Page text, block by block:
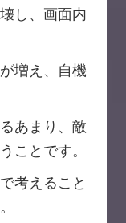
し、画面内
増え、自機
あまり、敵
ことです。
考えること